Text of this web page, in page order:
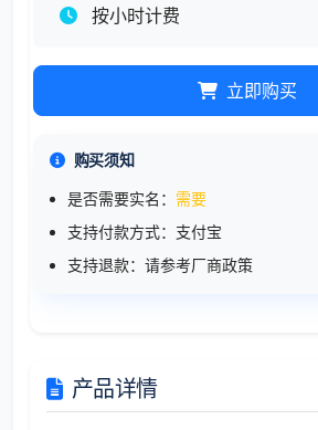
按小时计费
立即购买
购买须知
是否需要实名： 需要
支持付款方式：支付宝
支持退款：请参考厂商政策
产品详情